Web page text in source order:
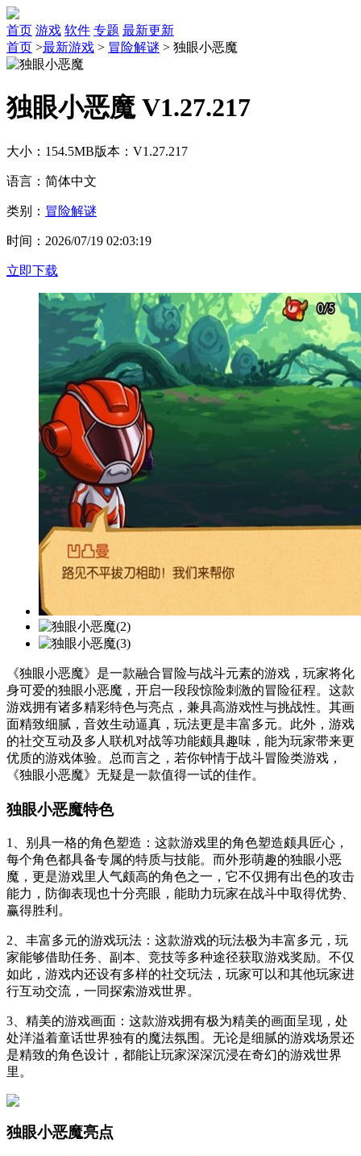
首页 游戏 软件 专题 最新更新
首页 >最新游戏 > 冒险解谜 > 独眼小恶魔
独眼小恶魔 V1.27.217
大小：154.5MB版本：V1.27.217
语言：简体中文
类别： 冒险解谜
时间：2026/07/19 02:03:19
立即下载
《独眼小恶魔》是一款融合冒险与战斗元素的游戏，玩家将化
身可爱的独眼小恶魔，开启一段段惊险刺激的冒险征程。这款
游戏拥有诸多精彩特色与亮点，兼具高游戏性与挑战性。其画
面精致细腻，音效生动逼真，玩法更是丰富多元。此外，游戏
的社交互动及多人联机对战等功能颇具趣味，能为玩家带来更
优质的游戏体验。总而言之，若你钟情于战斗冒险类游戏，
《独眼小恶魔》无疑是一款值得一试的佳作。
独眼小恶魔特色
1、别具一格的角色塑造：这款游戏里的角色塑造颇具匠心，
每个角色都具备专属的特质与技能。而外形萌趣的独眼小恶
魔，更是游戏里人气颇高的角色之一，它不仅拥有出色的攻击
能力，防御表现也十分亮眼，能助力玩家在战斗中取得优势、
赢得胜利。
2、丰富多元的游戏玩法：这款游戏的玩法极为丰富多元，玩
家能够借助任务、副本、竞技等多种途径获取游戏奖励。不仅
如此，游戏内还设有多样的社交玩法，玩家可以和其他玩家进
行互动交流，一同探索游戏世界。
3、精美的游戏画面：这款游戏拥有极为精美的画面呈现，处
处洋溢着童话世界独有的魔法氛围。无论是细腻的游戏场景还
是精致的角色设计，都能让玩家深深沉浸在奇幻的游戏世界
里。
独眼小恶魔亮点